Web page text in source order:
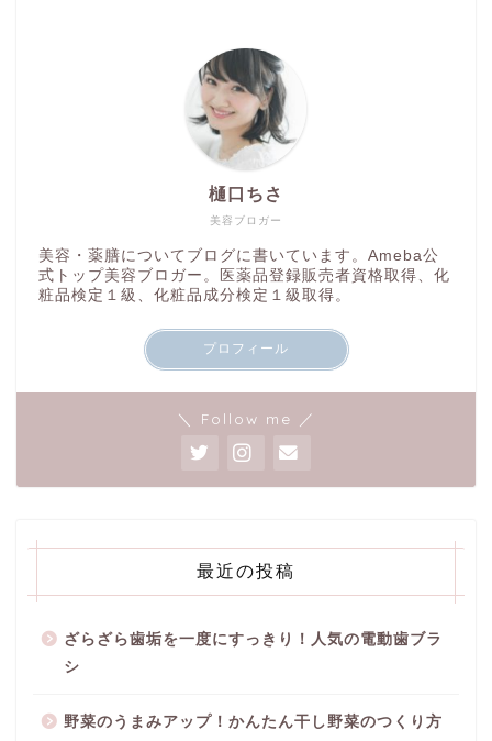
美容ブロガー
樋口ちさ
美容・薬膳についてブログに書いています。Ameba公
式トップ美容ブロガー。医薬品登録販売者資格取得、化
粧品検定１級、化粧品成分検定１級取得。
プロフィール
＼ Follow me ／
最近の投稿
ざらざら歯垢を一度にすっきり！人気の電動歯ブラ
シ
野菜のうまみアップ！かんたん干し野菜のつくり方